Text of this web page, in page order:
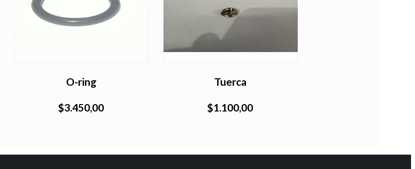
O-ring
$3.450,00
Tuerca
$1.100,00